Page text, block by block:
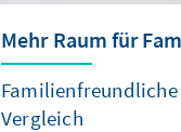
Mehr Raum für
Vergleich